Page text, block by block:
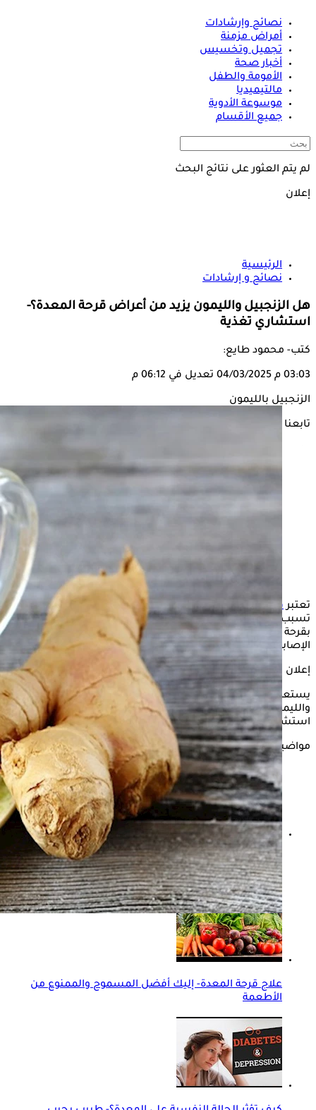
نصائح وإرشادات
أمراض مزمنة
تجميل وتخسيس
أخبار صحة
الأمومة والطفل
مالتيميديا
موسوعة الأدوية
جميع الأقسام
لم يتم العثور على نتائج البحث
إعلان
الرئيسية
نصائح و إرشادات
هل الزنجبيل والليمون يزيد من أعراض قرحة المعدة؟-
استشاري تغذية
كتب- محمود طايع:
03:03 م 04/03/2025 تعديل في 06:12 م
الزنجبيل بالليمون
تابعنا على
تعتبرقرحة المعدةمن أكثر الأمراض شيوعًا بين الأشخاص، والتي
تسبب الكثير من الإزعاج وعدم الراحة، ويسعى العديد من المصابين
بقرحة المعدة إلى تناول بعض المشروبات التي تقلل من أعراض
الإصابة فماذا عن تناول الزنجبيل بالليمون؟
إعلان
يستعرض "الكونسلتو" في هذه السطور نأثير تناول الزنجبيل
والليمون على المعدة، وذلك وفقًا لما ذكره الدكتور كريم جمال
استشاري التغذية العلاجية.
مواضيع ذات صلة
الفرق بين قرحة المعدة وارتجاع المريء- علامات تستدعي
القلق
علاج قرحة المعدة- إليك أفضل المسموح والممنوع من
الأطعمة